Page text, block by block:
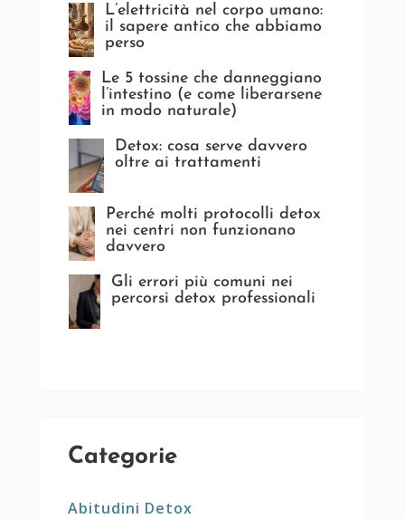
L’elettricità nel corpo umano:
il sapere antico che abbiamo
perso
Le 5 tossine che danneggiano
l’intestino (e come liberarsene
in modo naturale)
Detox: cosa serve davvero
oltre ai trattamenti
Perché molti protocolli detox
nei centri non funzionano
davvero
Gli errori più comuni nei
percorsi detox professionali
Categorie
Abitudini Detox